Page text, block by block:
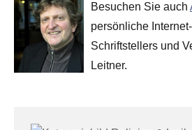
Besuchen Sie auch
persönliche
Schriftstellers und
Leitner.